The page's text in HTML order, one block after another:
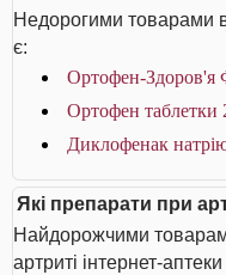
Недорогими товарами в
є:
Ортофен-Здоров'я
Ортофен таблетки
Диклофенак
Які препарати при
Найдорожчими
артриті інтернет-